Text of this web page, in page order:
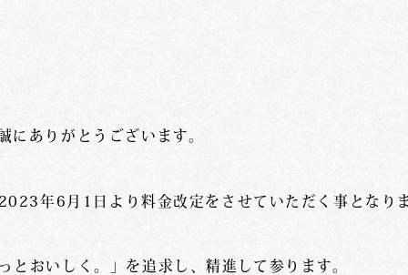
にありがとうございます。
年6月1日より料金改定をさせていただく事となり
とおいしく。」を追求し、精進して参ります。